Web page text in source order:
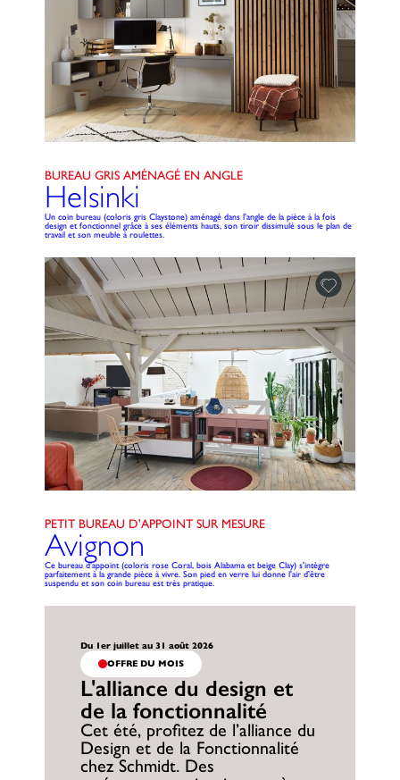
BUREAU GRIS AMÉNAGÉ EN ANGLE
Helsinki
Un coin bureau (coloris gris Claystone) aménagé dans l'angle de la pièce à la fois
design et fonctionnel grâce à ses éléments hauts, son tiroir dissimulé sous le plan de
travail et son meuble à roulettes.
PETIT BUREAU D'APPOINT SUR MESURE
Avignon
Ce bureau d'appoint (coloris rose Coral, bois Alabama et beige Clay) s'intègre
parfaitement à la grande pièce à vivre. Son pied en verre lui donne l'air d'être
suspendu et son coin bureau est très pratique.
Du 1er juillet au 31 août 2026
OFFRE DU MOIS
L'alliance du design et
de la fonctionnalité
Cet été, profitez de l’alliance du
Design et de la Fonctionnalité
chez Schmidt. Des